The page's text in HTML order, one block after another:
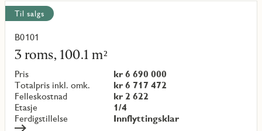
Vis
alle
objekt
Til salgs
B0101
3 roms, 100.1 m²
Pris
kr 6 690 000
Totalpris inkl. omk.
kr 6 717 472
Felleskostnad
kr 2 622
Etasje
1/4
Ferdigstillelse
Innflyttingsklar
Les
mer
om
objekt
{objectNumber}